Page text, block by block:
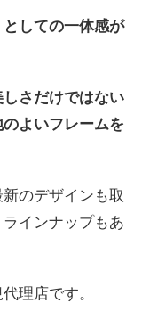
しての一体感が
さだけではない
よいフレームを
のデザインも取
インナップもあ
理店です。